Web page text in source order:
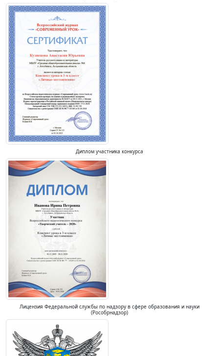
Диплом участника конкурса
Лицензия Федеральной службы по надзору в сфере образования и науки
(Рособрнадзор)